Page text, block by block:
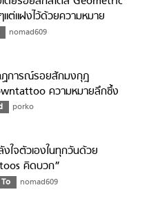
แต่แฝงไว้ด้วยความหมาย
nomad609
การณ์รอยสักมงกุฎ
ความหมายลึกซึ้ง
หญิงporko
งใจตัวเองในทุกวันด้วย
คิดบวก”
nomad609